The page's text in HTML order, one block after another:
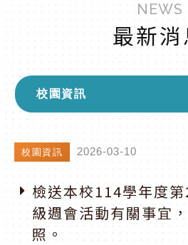
NEWS
最新消
校園資訊
校園資訊 2026-03-10
檢送本校114學年度
級週會活動有關事宜
照。